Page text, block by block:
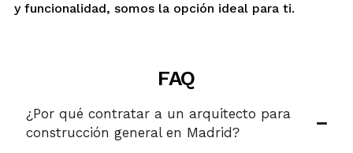
y funcionalidad, somos la opción ideal para ti.
FAQ
¿Por qué contratar a un arquitecto para
construcción general en Madrid?